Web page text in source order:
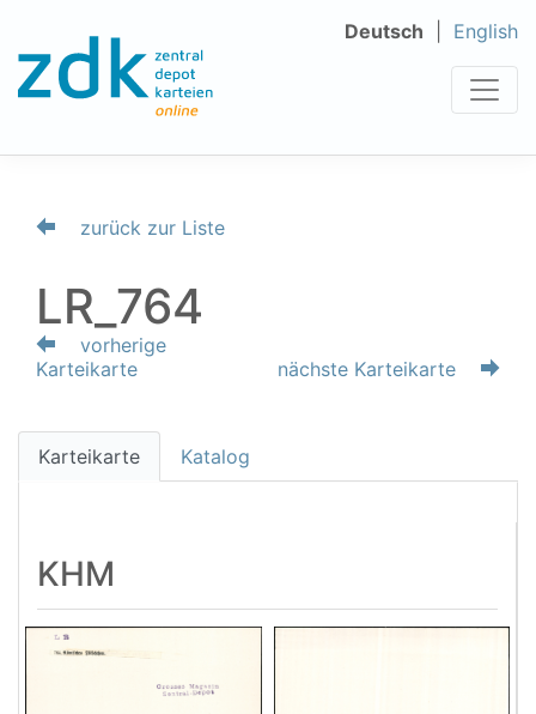
Deutsch English
zurück zur Liste
LR_764
vorherige
Karteikarte
nächste Karteikarte
Karteikarte Katalog
KHM